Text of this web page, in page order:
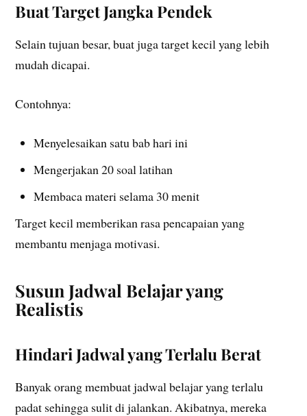
Buat Target Jangka Pendek
Selain tujuan besar, buat juga target kecil yang lebih
mudah dicapai.
Contohnya:
Menyelesaikan satu bab hari ini
Mengerjakan 20 soal latihan
Membaca materi selama 30 menit
Target kecil memberikan rasa pencapaian yang
membantu menjaga motivasi.
Susun Jadwal Belajar yang
Realistis
Hindari Jadwal yang Terlalu Berat
Banyak orang membuat jadwal belajar yang terlalu
padat sehingga sulit di jalankan. Akibatnya, mereka